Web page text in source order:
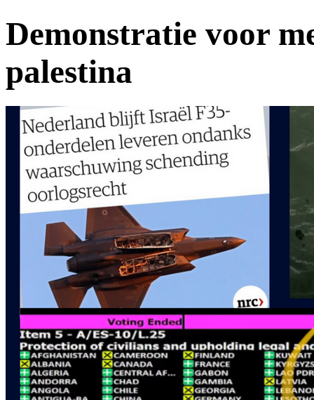
Demonstratie voor
palestina